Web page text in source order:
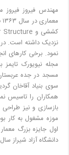
مجله نیویورک
مسجد در جده
همکاران را تاسیس
بازسازی و نیز
موزه مشغول به کار
دانشگاه آزاد شیراز سال ۸۵ – ۱۳۸۴ تدریس نموده است.